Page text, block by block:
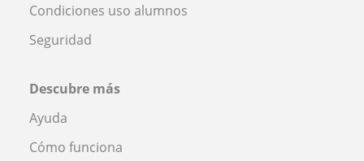
Condiciones uso alumnos
Seguridad
Descubre más
Ayuda
Cómo funciona